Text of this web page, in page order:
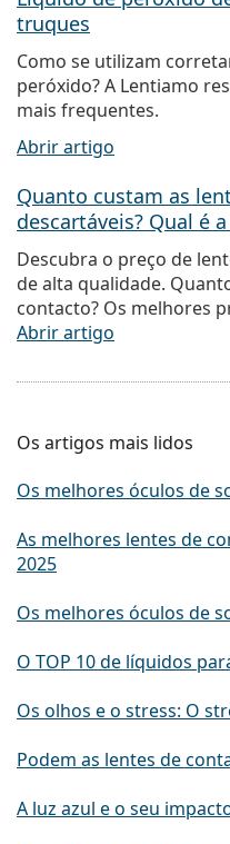
truques
Como se utilizam
peróxido? A Lentiamo
mais frequentes.
Abrir artigo
Quanto custam as
descartáveis? Qual é
Descubra o preço de
de alta qualidade.
contacto? Os melhores
Abrir artigo
Os artigos mais lidos
Os melhores óculos de
As melhores lentes de
2025
Os melhores óculos de
O TOP 10 de líquidos
Os olhos e o stress: O
Podem as lentes de
A luz azul e o seu